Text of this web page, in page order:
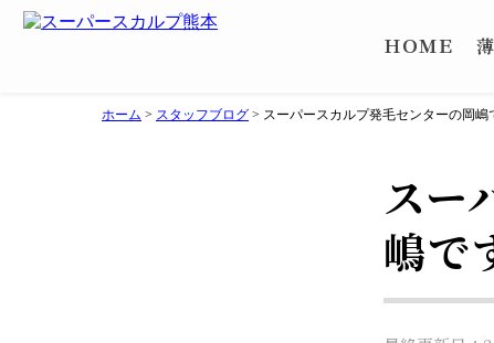
ＨＯＭＥ
ホーム > スタッフブログ > スーパースカルプ発毛センターの岡嶋
スー
嶋で